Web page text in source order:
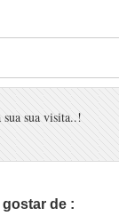
sua visita..!
de :